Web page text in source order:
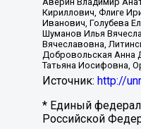
Кириллович, Флиге
Иванович, Голубева
Шуманов Илья
Вячеславовна,
Добровольская Анна
Татьяна Иосифовна,
Источник: http://
* Единый
Российской